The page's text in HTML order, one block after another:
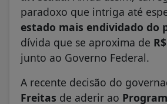
paradoxo que intriga até
estado mais endividado do
dívida que se aproxima de
junto ao Governo Federal.
A recente decisão do
Freitas de aderir ao